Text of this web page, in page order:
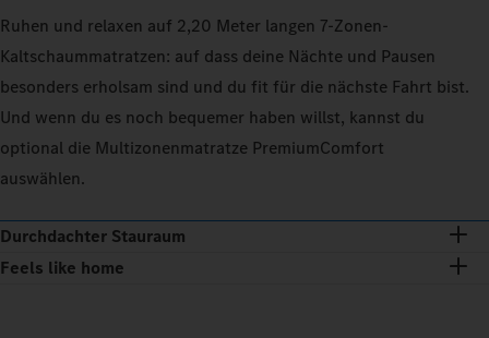
Ruhen und relaxen auf 2,20 Meter langen 7‑Zonen-
Kaltschaummatratzen: auf dass deine Nächte und Pausen
besonders erholsam sind und du fit für die nächste Fahrt bist.
Und wenn du es noch bequemer haben willst, kannst du
optional die Multizonenmatratze PremiumComfort
auswählen.
Durchdachter Stauraum
Feels like home